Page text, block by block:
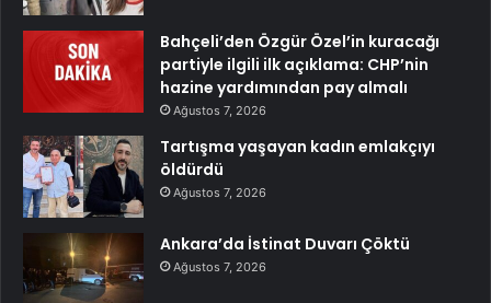
Bahçeli’den Özgür Özel’in kuracağı
partiyle ilgili ilk açıklama: CHP’nin
hazine yardımından pay almalı
Ağustos 7, 2026
Tartışma yaşayan kadın emlakçıyı
öldürdü
Ağustos 7, 2026
Ankara’da İstinat Duvarı Çöktü
Ağustos 7, 2026